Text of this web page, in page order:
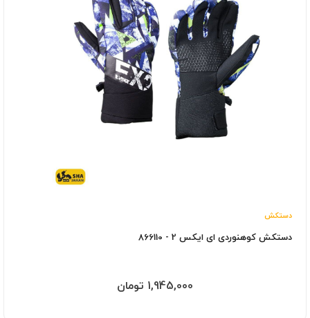
دستکش
دستکش کوهنوردی ای ایکس 2 - 866110
1,945,000 تومان